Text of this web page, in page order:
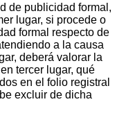
de publicidad formal,
lugar, si procede o
formal respecto de
a la causa
deberá valorar la
tercer lugar, qué
en el folio registral
excluir de dicha